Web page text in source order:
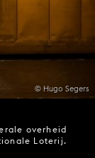
© Hugo Segers
overheid
Loterij.